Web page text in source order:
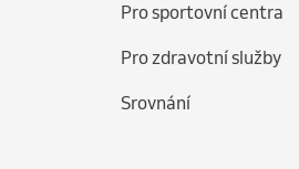
Pro sportovní centra
Pro zdravotní služby
Srovnání